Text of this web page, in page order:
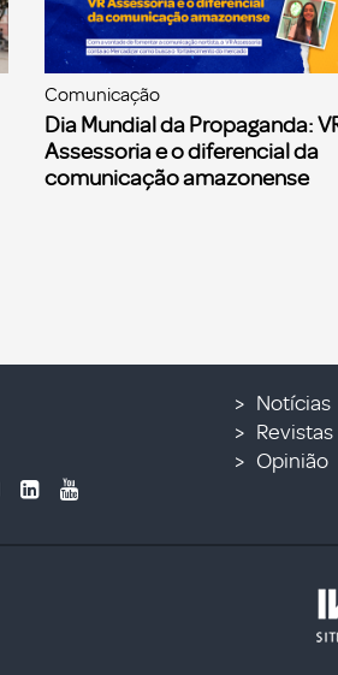
Comunicação
Dia Mundial da Propaganda:
Assessoria e o diferencial da
comunicação amazonense
Notícias
Revistas
Opinião